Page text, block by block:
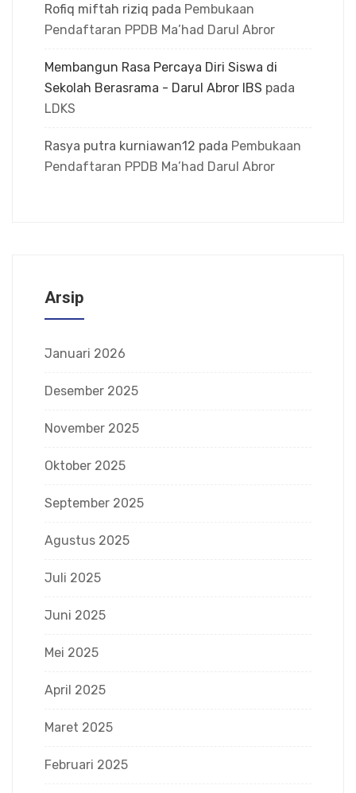
Rofiq miftah riziq pada Pembukaan
Pendaftaran PPDB Ma’had Darul Abror
Membangun Rasa Percaya Diri Siswa di
Sekolah Berasrama - Darul Abror IBS pada
LDKS
Rasya putra kurniawan12 pada Pembukaan
Pendaftaran PPDB Ma’had Darul Abror
Arsip
Januari 2026
Desember 2025
November 2025
Oktober 2025
September 2025
Agustus 2025
Juli 2025
Juni 2025
Mei 2025
April 2025
Maret 2025
Februari 2025